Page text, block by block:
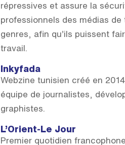
répressives et assure la
professionnels des médias de
genres, afin qu’ils puissent
travail.
Inkyfada
Webzine tunisien créé en
équipe de journalistes,
graphistes.
L’Orient-Le Jour
Premier quotidien